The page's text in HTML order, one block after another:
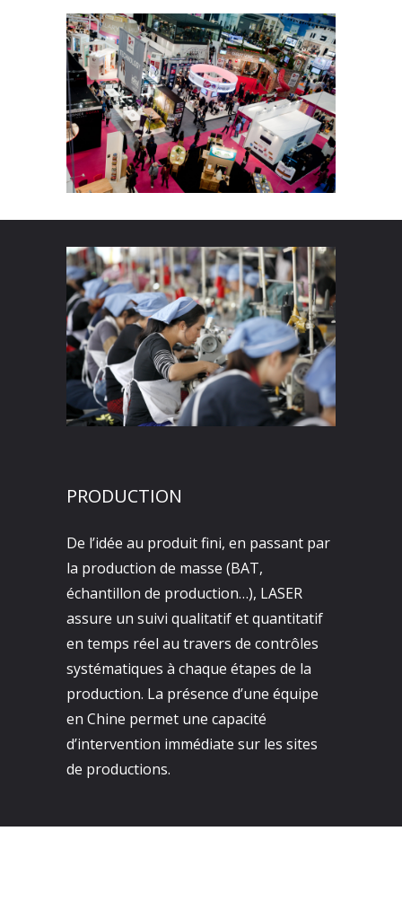
PRODUCTION
De l’idée au produit fini, en passant par
la production de masse (BAT,
échantillon de production…), LASER
assure un suivi qualitatif et quantitatif
en temps réel au travers de contrôles
systématiques à chaque étapes de la
production. La présence d’une équipe
en Chine permet une capacité
d’intervention immédiate sur les sites
de productions.